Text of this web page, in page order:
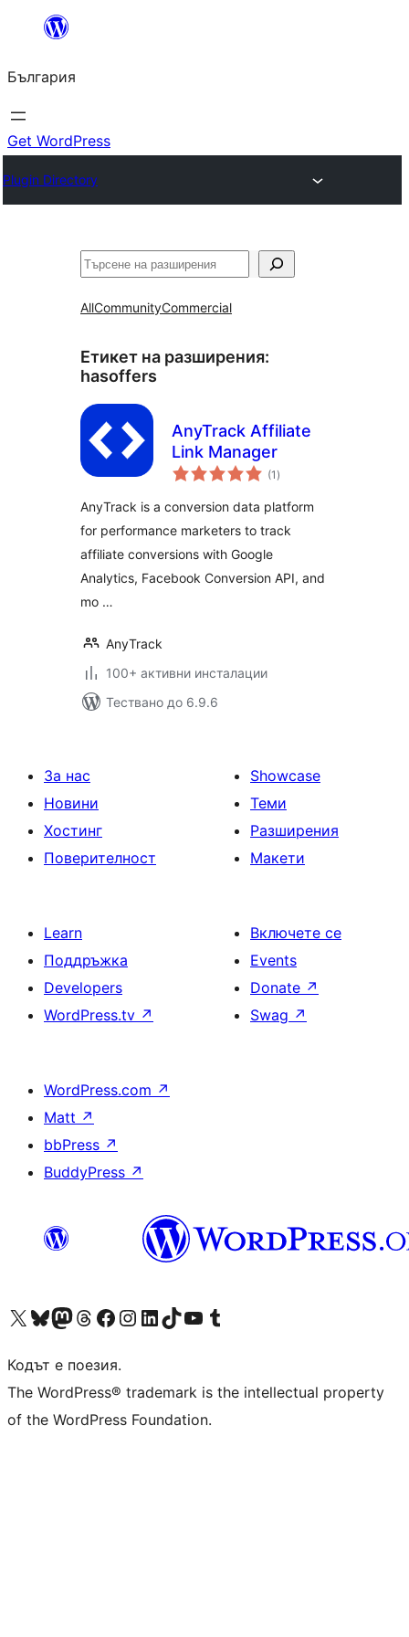
България
Get WordPress
Plugin Directory
Търсене
AllCommunityCommercial
Етикет на разширения:
hasoffers
AnyTrack Affiliate
Link Manager
(1 общо
оценки
)
AnyTrack is a conversion data platform
for performance marketers to track
affiliate conversions with Google
Analytics, Facebook Conversion API, and
mo …
AnyTrack
100+ активни инсталации
Тествано до 6.9.6
За нас
Новини
Хостинг
Поверителност
Showcase
Теми
Разширения
Макети
Learn
Поддръжка
Developers
WordPress.tv ↗
Включете се
Events
Donate ↗
Swag ↗
WordPress.com ↗
Matt ↗
bbPress ↗
BuddyPress ↗
Visit our X (formerly Twitter) account
Visit our Bluesky account
Visit our Mastodon account
Visit our Threads account
Посетете нашата страница във Facebook
Посетете нашия профил в Instagram
Посетете нашия профил в LinkedIn
Visit our TikTok account
Visit our YouTube channel
Visit our Tumblr account
Кодът е поезия.
The WordPress® trademark is the intellectual property
of the WordPress Foundation.